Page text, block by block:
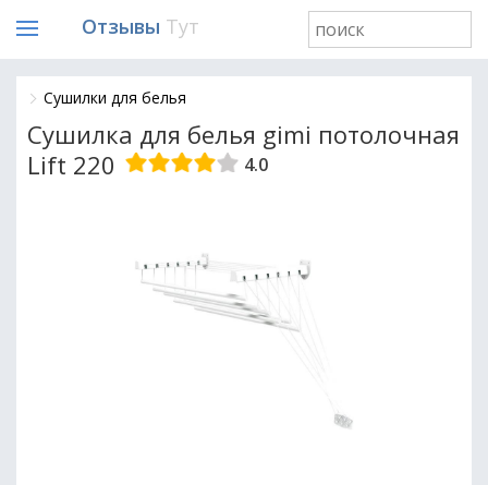
Отзывы Тут
Сушилки для белья
Сушилка для белья gimi потолочная
Lift 220
4.0